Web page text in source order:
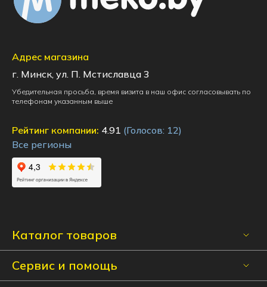
Каталог товаров
Сервис и помощь
Адрес магазина
г. Минск, ул. П. Мстиславца 3
Убедительная просьба, время визита в наш офис согласовывать по
телефонам указанным выше
Рейтинг компании: 4.91 (Голосов: 12)
Все регионы